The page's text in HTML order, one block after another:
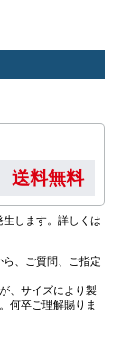
送料無料
します。詳しくは
、ご質問、ご指定
、サイズにより製
何卒ご理解賜りま